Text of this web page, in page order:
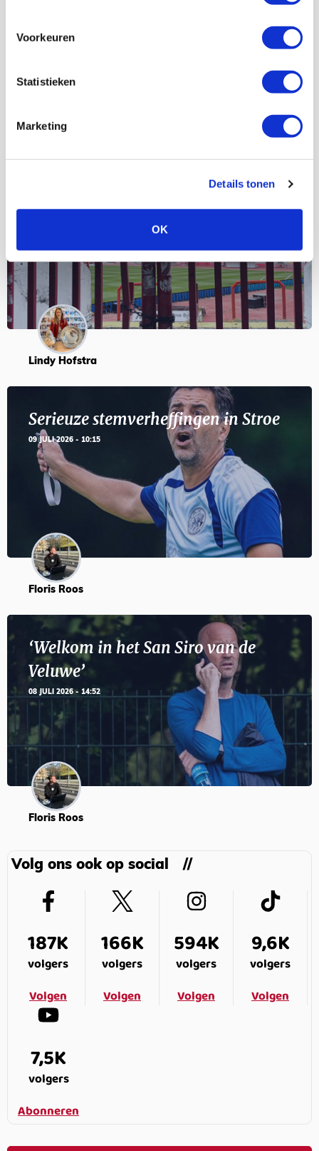
Voorkeuren
Statistieken
Marketing
Details tonen
OK
11
Blogs
Servische maffiabaas in grauwe bak
en feesten met Tadic
Lindy Hofstra
Serieuze stemverheffingen in Stroe
09 JULI 2026 - 10:15
Floris Roos
‘Welkom in het San Siro van de
Veluwe’
08 JULI 2026 - 14:52
Floris Roos
Volg ons ook op social
187K
volgers
Volgen
166K
volgers
Volgen
594K
volgers
Volgen
9,6K
volgers
Volgen
7,5K
volgers
Abonneren